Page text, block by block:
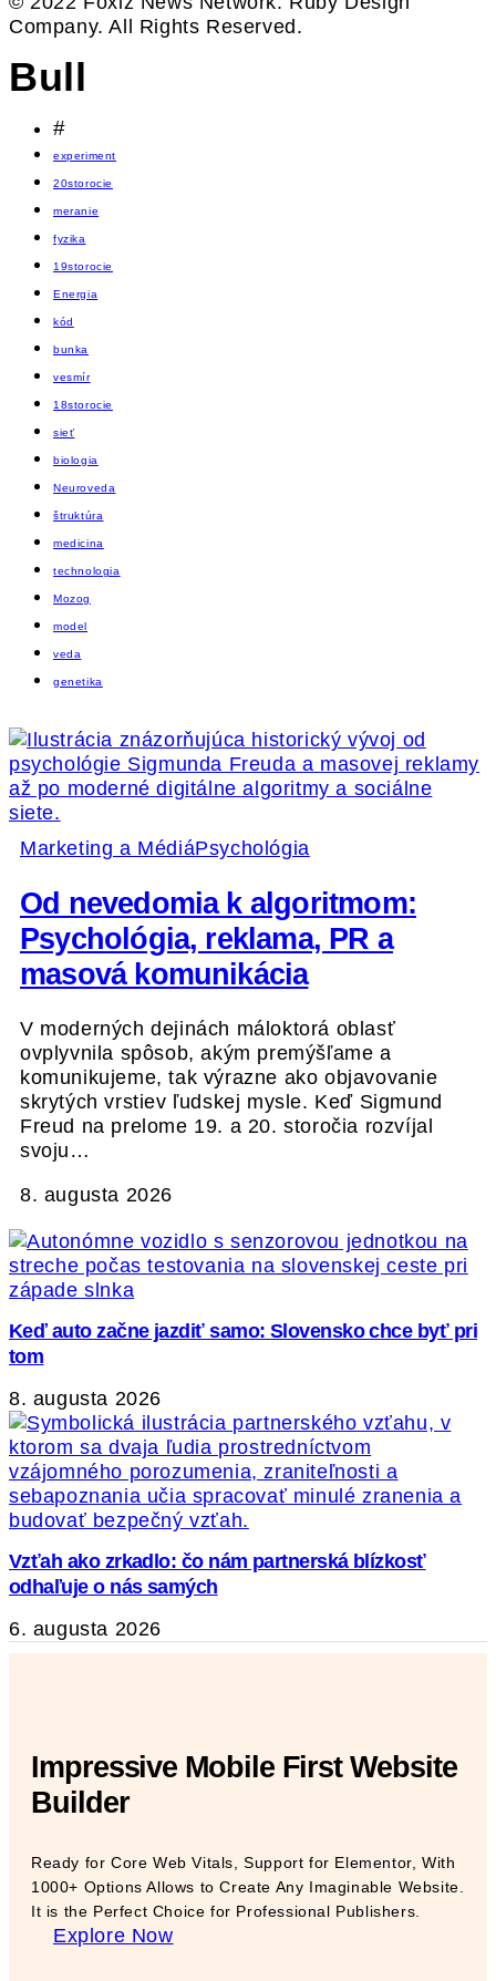
Company. All Rights Reserved.
Bull
#
experiment
20storocie
meranie
fyzika
19storocie
Energia
kód
bunka
vesmír
18storocie
sieť
biologia
Neuroveda
štruktúra
medicina
technologia
Mozog
model
veda
genetika
Marketing a MédiáPsychológia
Od nevedomia k algoritmom:
Psychológia, reklama, PR a
masová komunikácia
V moderných dejinách máloktorá oblasť
ovplyvnila spôsob, akým premýšľame a
komunikujeme, tak výrazne ako objavovanie
skrytých vrstiev ľudskej mysle. Keď Sigmund
Freud na prelome 19. a 20. storočia rozvíjal
svoju…
8. augusta 2026
Keď auto začne jazdiť samo: Slovensko chce byť pri
tom
8. augusta 2026
Vzťah ako zrkadlo: čo nám partnerská blízkosť
odhaľuje o nás samých
6. augusta 2026
Impressive Mobile First Website
Builder
Ready for Core Web Vitals, Support for Elementor, With
1000+ Options Allows to Create Any Imaginable Website.
It is the Perfect Choice for Professional Publishers.
Explore Now